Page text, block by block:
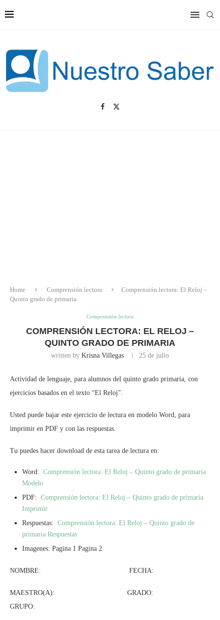
Home Comprensión lectora
Comprensión lectora: El Reloj –
Quinto grado de primaria
Comprensión lectora
COMPRENSIÓN LECTORA: EL RELOJ –
QUINTO GRADO DE PRIMARIA
written by Krisna Villegas 25 de julio
Actividad de lenguaje, para alumnos del quinto grado primaria, con
ejercicios basados en el texto “El Reloj”.
Usted puede bajar este ejercicio de lectura en modelo Word, para
imprimir en PDF y con las respuestas.
Tu puedes hacer download de esta tarea de lectura en:
Word: Comprensión lectora: El Reloj – Quinto grado de primaria
Modelo
PDF: Comprensión lectora: El Reloj – Quinto grado de primaria
Imprimir
Respuestas: Comprensión lectora: El Reloj – Quinto grado de
primaria Respuestas
Imagenes: Pagina 1 Pagina 2
NOMBRE: FECHA:
MAESTRO(A): GRADO:
GRUPO: